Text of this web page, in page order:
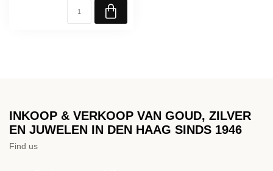
INKOOP & VERKOOP VAN GOUD, ZILVER
EN JUWELEN IN DEN HAAG SINDS 1946
Find us